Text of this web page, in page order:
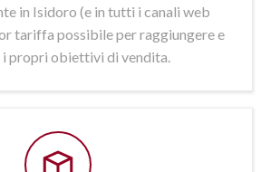
in Isidoro (e in tutti i canali web
tariffa possibile per raggiungere e
i propri obiettivi di vendita.